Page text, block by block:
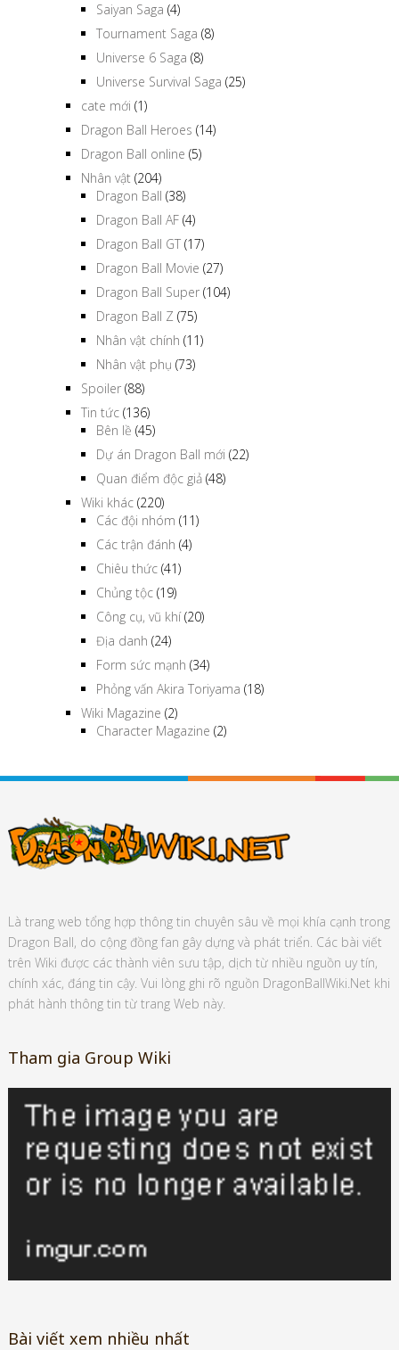
Saiyan Saga (4)
Tournament Saga (8)
Universe 6 Saga (8)
Universe Survival Saga (25)
cate mới (1)
Dragon Ball Heroes (14)
Dragon Ball online (5)
Nhân vật (204)
Dragon Ball (38)
Dragon Ball AF (4)
Dragon Ball GT (17)
Dragon Ball Movie (27)
Dragon Ball Super (104)
Dragon Ball Z (75)
Nhân vật chính (11)
Nhân vật phụ (73)
Spoiler (88)
Tin tức (136)
Bên lề (45)
Dự án Dragon Ball mới (22)
Quan điểm độc giả (48)
Wiki khác (220)
Các đội nhóm (11)
Các trận đánh (4)
Chiêu thức (41)
Chủng tộc (19)
Công cụ, vũ khí(20)
Địa danh (24)
Form sức mạnh (34)
Phỏng vấn Akira Toriyama (18)
Wiki Magazine (2)
Character Magazine (2)
Là trang web tổng hợp thông tin chuyên sâu về mọi khía cạnh trong
Dragon Ball, do cộng đồng fan gây dựng và phát triển. Các bài viết
trên Wiki được các thành viên sưu tập, dịch từ nhiều nguồn uy tín,
chính xác, đáng tin cậy. Vui lòng ghi rõ nguồn DragonBallWiki.Net khi
phát hành thông tin từ trang Web này.
Tham gia Group Wiki
Bài viết xem nhiều nhất